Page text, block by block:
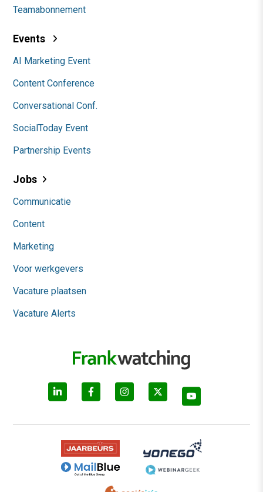
Teamabonnement
Events
AI Marketing Event
Content Conference
Conversational Conf.
SocialToday Event
Partnership Events
Jobs
Communicatie
Content
Marketing
Voor werkgevers
Vacature plaatsen
Vacature Alerts